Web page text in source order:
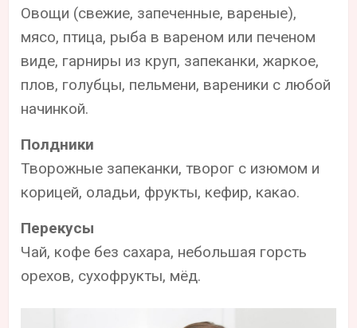
Овощи (свежие, запеченные, вареные),
мясо, птица, рыба в вареном или печеном
виде, гарниры из круп, запеканки, жаркое,
плов, голубцы, пельмени, вареники с любой
начинкой.
Полдники
Творожные запеканки, творог с изюмом и
корицей, оладьи, фрукты, кефир, какао.
Перекусы
Чай, кофе без сахара, небольшая горсть
орехов, сухофрукты, мёд.